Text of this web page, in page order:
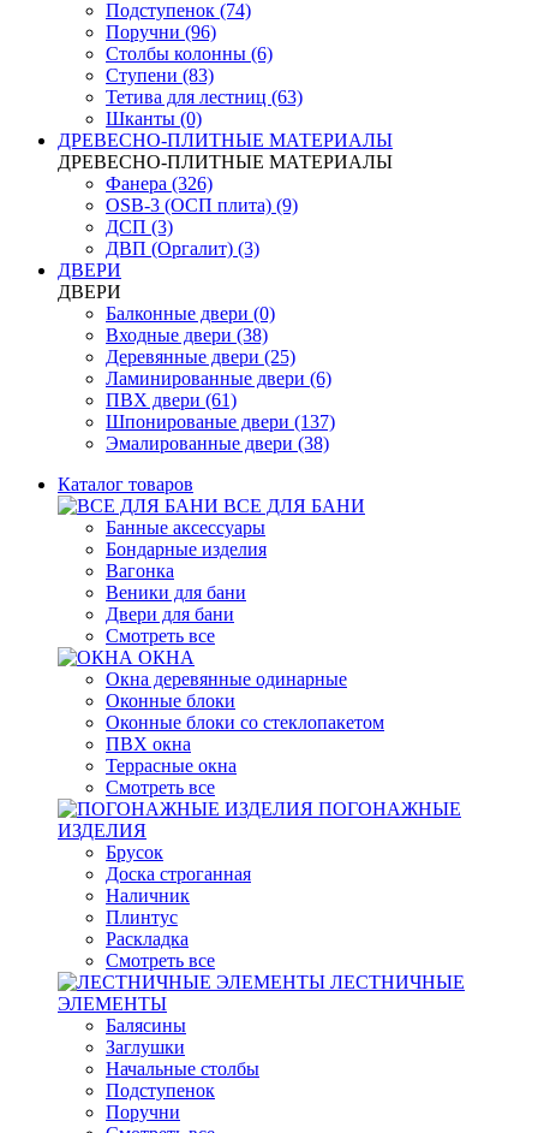
Подступенок (74)
Поручни (96)
Столбы колонны (6)
Ступени (83)
Тетива для лестниц (63)
Шканты (0)
ДРЕВЕСНО-ПЛИТНЫЕ МАТЕРИАЛЫ
ДРЕВЕСНО-ПЛИТНЫЕ МАТЕРИАЛЫ
Фанера (326)
OSB-3 (ОСП плита) (9)
ДСП (3)
ДВП (Оргалит) (3)
ДВЕРИ
ДВЕРИ
Балконные двери (0)
Входные двери (38)
Деревянные двери (25)
Ламинированные двери (6)
ПВХ двери (61)
Шпонированые двери (137)
Эмалированные двери (38)
Каталог товаров
ВСЕ ДЛЯ БАНИ
Банные аксессуары
Бондарные изделия
Вагонка
Веники для бани
Двери для бани
Смотреть все
ОКНА
Окна деревянные одинарные
Оконные блоки
Оконные блоки со стеклопакетом
ПВХ окна
Террасные окна
Смотреть все
ПОГОНАЖНЫЕ
ИЗДЕЛИЯ
Брусок
Доска строганная
Наличник
Плинтус
Раскладка
Смотреть все
ЛЕСТНИЧНЫЕ
ЭЛЕМЕНТЫ
Балясины
Заглушки
Начальные столбы
Подступенок
Поручни